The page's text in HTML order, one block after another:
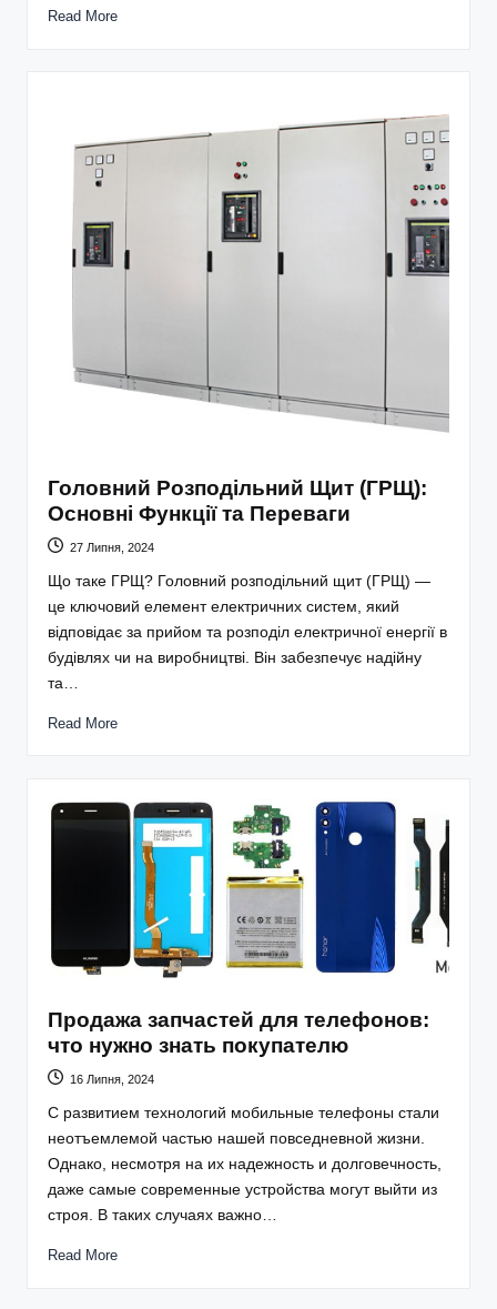
Read More
Головний Розподільний Щит (ГРЩ):
Основні Функції та Переваги
27 Липня, 2024
Що таке ГРЩ? Головний розподільний щит (ГРЩ) —
це ключовий елемент електричних систем, який
відповідає за прийом та розподіл електричної енергії в
будівлях чи на виробництві. Він забезпечує надійну
та…
Read More
Продажа запчастей для телефонов:
что нужно знать покупателю
16 Липня, 2024
С развитием технологий мобильные телефоны стали
неотъемлемой частью нашей повседневной жизни.
Однако, несмотря на их надежность и долговечность,
даже самые современные устройства могут выйти из
строя. В таких случаях важно…
Read More